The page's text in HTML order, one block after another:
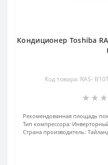
Кондиционер Toshiba
Код товара: RAS-
Рекомендованная площадь
Тип компрессора:
Страна производитель: